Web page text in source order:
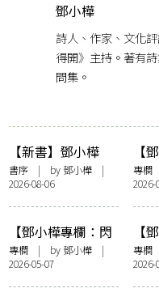
鄧小樺
詩人、作家、文化
得開》主持。著有
問集。
【新書】鄧小樺
《無憂花》自序
書序 | by鄧小樺 |
2026-08-06
【
爍
荷
控
專欄
2026-
【鄧小樺專欄：閃
爍其辭】這樣的時
間到底有何意義
專欄 | by鄧小樺 |
2026-05-07
【
爍
力
《
專欄
2026-